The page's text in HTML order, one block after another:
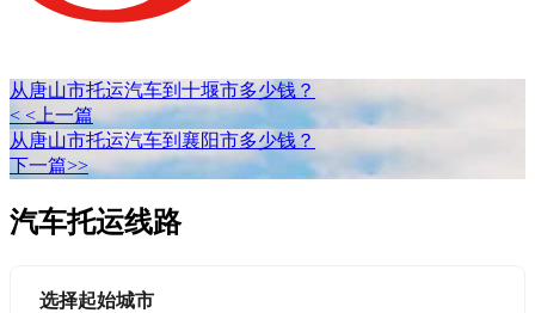
从唐山市托运汽车到十堰市多少钱？
< <上一篇
从唐山市托运汽车到襄阳市多少钱？
下一篇>>
汽车托运线路
选择起始城市